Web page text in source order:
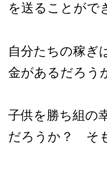
を送ることがで
自分たちの稼
金があるだろう
子供を勝ち組の
だろうか？ そ